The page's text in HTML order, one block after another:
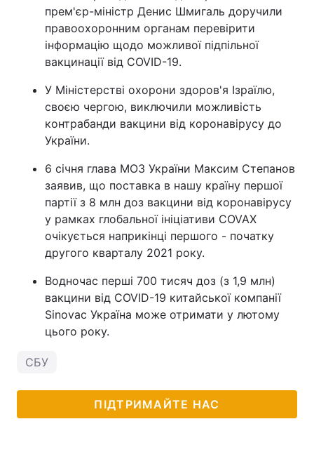
прем'єр-міністр Денис Шмигаль доручили
правоохоронним органам перевірити
інформацію щодо можливої підпільної
вакцинації від COVID-19.
У Міністерстві охорони здоров'я Ізраїлю,
своєю чергою, виключили можливість
контрабанди вакцини від коронавірусу до
України.
6 січня глава МОЗ України Максим Степанов
заявив, що поставка в нашу країну першої
партії з 8 млн доз вакцини від коронавірусу
у рамках глобальної ініціативи COVAX
очікується наприкінці першого - початку
другого кварталу 2021 року.
Водночас перші 700 тисяч доз (з 1,9 млн)
вакцини від COVID-19 китайської компанії
Sinovac Україна може отримати у лютому
цього року.
СБУ
ПІДТРИМАЙТЕ НАС